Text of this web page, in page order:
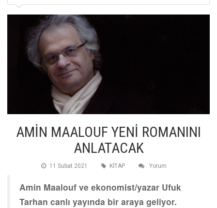
AMİN MAALOUF YENİ ROMANINI
ANLATACAK
11 Subat 2021 KİTAP Yorum
Amin Maalouf ve ekonomist/yazar Ufuk
Tarhan canlı yayında bir araya geliyor.